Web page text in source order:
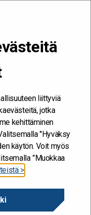
liittyviä
jotka
kehittäminen
"Hyväksy
käytön. Voit myös
”Muokkaa
>
tulevaisuus – mitä se